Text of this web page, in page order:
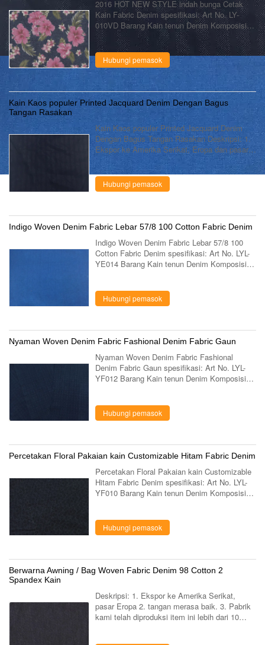
2016 HOT NEW STYLE indah bunga Cetak
Kain Fabric Denim spesifikasi: Art No. LY-
010VD Barang Kain tenun Denim Komposisi
100% Kapas Konstruksi 12 * 12 67 * 54 Lebar
57/58 " Berat 7oz warna Warna apapun desain
...
Hubungi pemasok
Kain Kaos populer Printed Jacquard Denim Dengan Bagus
Tangan Rasakan
Kain Kaos populer Printed Jacquard Denim
Dengan Bagus Tangan Rasakan Deskripsi: 1.
Ekspor ke Amerika Serikat, Eropa dan pasar
Amerika Selatan 2. Tangan merasa sangat
bagus. 3. item Sangat menjalankan kemeja
dan ...
Hubungi pemasok
Indigo Woven Denim Fabric Lebar 57/8 100 Cotton Fabric Denim
Indigo Woven Denim Fabric Lebar 57/8 100
Cotton Fabric Denim spesifikasi: Art No. LYL-
YE014 Barang Kain tenun Denim Komposisi
...
Hubungi pemasok
Nyaman Woven Denim Fabric Fashional Denim Fabric Gaun
Nyaman Woven Denim Fabric Fashional
Denim Fabric Gaun spesifikasi: Art No. LYL-
YF012 Barang Kain tenun Denim Komposisi
...
Hubungi pemasok
Percetakan Floral Pakaian kain Customizable Hitam Fabric Denim
Percetakan Floral Pakaian kain Customizable
Hitam Fabric Denim spesifikasi: Art No. LYL-
YF010 Barang Kain tenun Denim Komposisi
Hubungi pemasok
Berwarna Awning / Bag Woven Fabric Denim 98 Cotton 2
Spandex Kain
Deskripsi: 1. Ekspor ke Amerika Serikat,
pasar Eropa 2. tangan merasa baik. 3. Pabrik
kami telah diproduksi item ini lebih dari 10